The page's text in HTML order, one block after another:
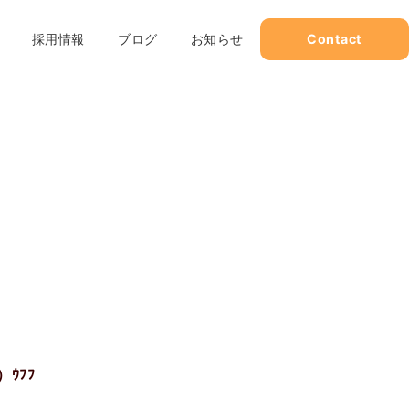
採用情報 ブログ お知らせ Contact
ｳﾌﾌ